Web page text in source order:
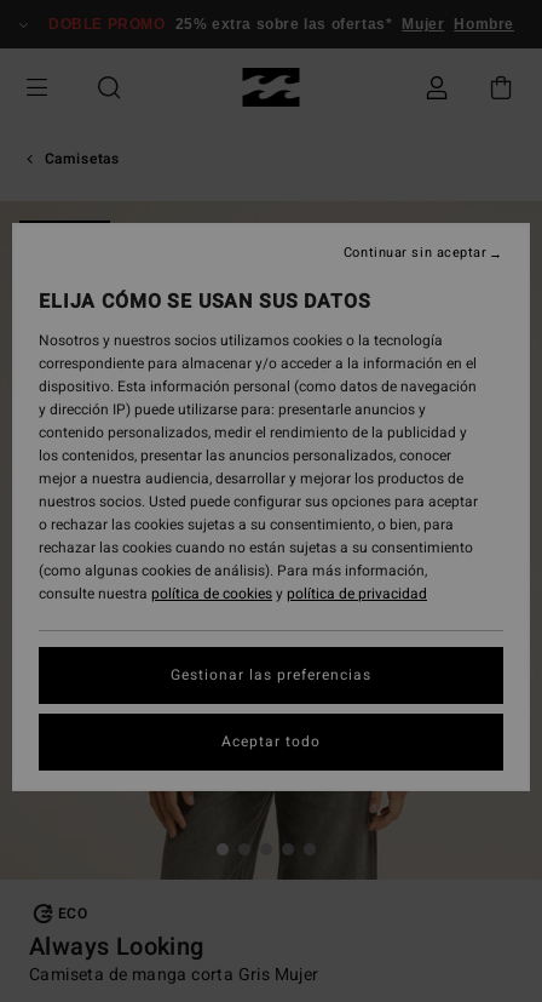
información
DOBLE PROMO 25% extra sobre las ofertas* Mujer Hombre
Camisetas
ECO
Always Looking
Camiseta de manga corta Gris Mujer
ELIJA CÓMO SE USAN SUS DATOS
Nosotros y nuestros socios utilizamos cookies o la tecnología
correspondiente para almacenar y/o acceder a la información en el
dispositivo. Esta información personal (como datos de navegación
y dirección IP) puede utilizarse para: presentarle anuncios y
contenido personalizados, medir el rendimiento de la publicidad y
los contenidos, presentar las anuncios personalizados, conocer
mejor a nuestra audiencia, desarrollar y mejorar los productos de
nuestros socios. Usted puede configurar sus opciones para aceptar
o rechazar las cookies sujetas a su consentimiento, o bien, para
rechazar las cookies cuando no están sujetas a su consentimiento
(como algunas cookies de análisis). Para más información,
consulte nuestra política de cookiesypolítica de privacidad
Gestionar las preferencias
Continuar sin aceptar
Aceptar todo